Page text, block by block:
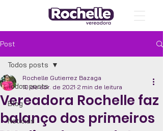
Post
Todos posts
Blog
Notícias
Todos posts
Vereadora Rochelle faz
balanço dos primeiros
Rochelle Gutierrez Bazaga
10 de abr. de 2021 2 min de leitura